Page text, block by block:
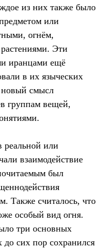
из них также было
или
огнём,
Эти
иранцами ещё
в их языческих
новый смысл
группам вещей,
реальной или
взаимодействие
был
Также считалось, что
особый вид огня.
три основных
до сих пор сохранился